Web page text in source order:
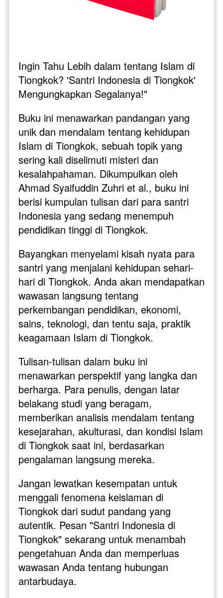
Ingin Tahu Lebih dalam tentang Islam di
Tiongkok? 'Santri Indonesia di Tiongkok'
Mengungkapkan Segalanya!"
Buku ini menawarkan pandangan yang
unik dan mendalam tentang kehidupan
Islam di Tiongkok, sebuah topik yang
sering kali diselimuti misteri dan
kesalahpahaman. Dikumpulkan oleh
Ahmad Syaifuddin Zuhri et al., buku ini
berisi kumpulan tulisan dari para santri
Indonesia yang sedang menempuh
pendidikan tinggi di Tiongkok.
Bayangkan menyelami kisah nyata para
santri yang menjalani kehidupan sehari-
hari di Tiongkok. Anda akan mendapatkan
wawasan langsung tentang
perkembangan pendidikan, ekonomi,
sains, teknologi, dan tentu saja, praktik
keagamaan Islam di Tiongkok.
Tulisan-tulisan dalam buku ini
menawarkan perspektif yang langka dan
berharga. Para penulis, dengan latar
belakang studi yang beragam,
memberikan analisis mendalam tentang
kesejarahan, akulturasi, dan kondisi Islam
di Tiongkok saat ini, berdasarkan
pengalaman langsung mereka.
Jangan lewatkan kesempatan untuk
menggali fenomena keislaman di
Tiongkok dari sudut pandang yang
autentik. Pesan "Santri Indonesia di
Tiongkok" sekarang untuk menambah
pengetahuan Anda dan memperluas
wawasan Anda tentang hubungan
antarbudaya.